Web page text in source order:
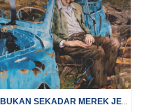
BUKAN SEKADAR MEREK JEANS DAN...